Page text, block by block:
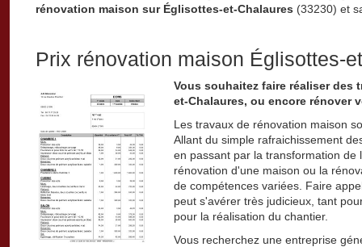
rénovation maison sur Églisottes-et-Chalaures (33230) et
Prix rénovation maison Églisottes-
Vous souhaitez faire réaliser des
et-Chalaures, ou encore rénover
Les travaux de rénovation maison
Allant du simple rafraichissement
en passant par la transformation
rénovation d'une maison ou la
de compétences variées. Faire
peut s'avérer très judicieux, tant
pour la réalisation du chantier.
Vous recherchez une entreprise